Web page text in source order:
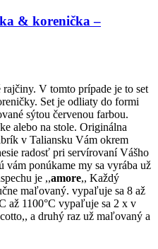
& korenička –
rajčiny. V tomto prípade je to set
Set je odliaty do formi
sýtou červenou farbou.
alebo na stole. Originálna
v Taliansku Vám okrem
radosť pri servírovaní Vášho
ponúkame my sa vyrába už
je ,,amore,, Každý
maľovaný. vypaľuje sa 8 až
až 1100°C vypaľuje sa 2 x v
a druhý raz už maľovaný a